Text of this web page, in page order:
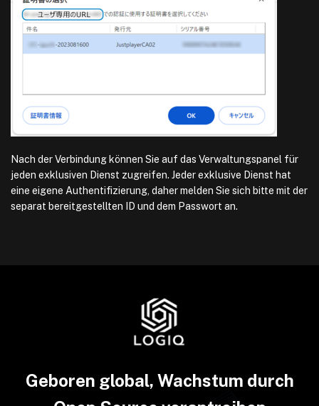
Nach der Verbindung können Sie auf das Verwaltungspanel für
jeden exklusiven Dienst zugreifen. Jeder exklusive Dienst hat
eine eigene Authentifizierung, daher melden Sie sich bitte mit der
separat bereitgestellten ID und dem Passwort an.
Geboren global, Wachstum durch